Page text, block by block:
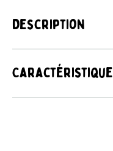
Description
Caractéristique